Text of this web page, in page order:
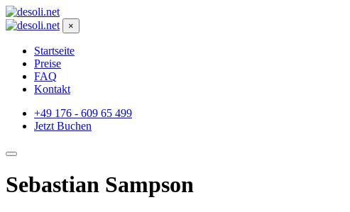
×
Startseite
Preise
FAQ
Kontakt
+49 176 - 609 65 499
Jetzt Buchen
Sebastian Sampson